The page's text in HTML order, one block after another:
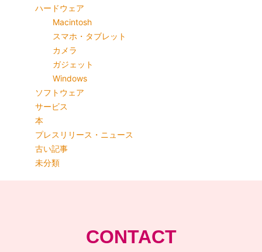
ハードウェア
Macintosh
スマホ・タブレット
カメラ
ガジェット
Windows
ソフトウェア
サービス
本
プレスリリース・ニュース
古い記事
未分類
CONTACT